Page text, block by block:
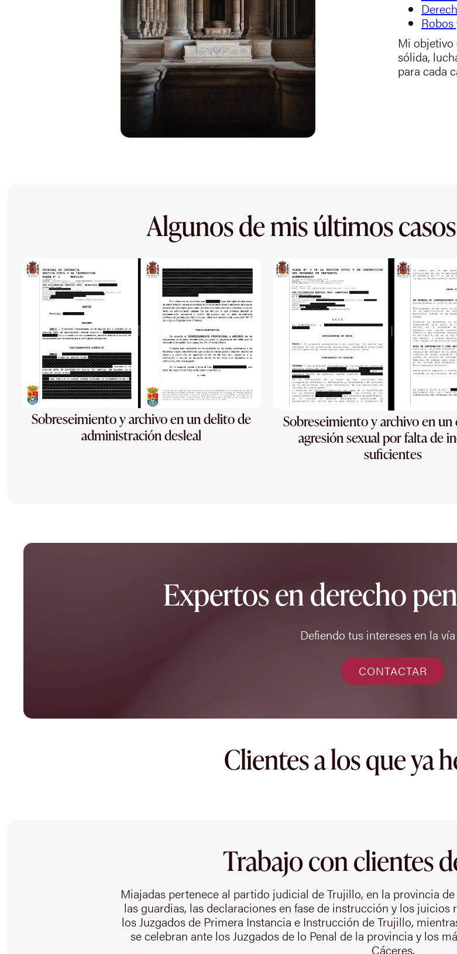
Mi objetivo
sólida,
para cada
Algunos de mis últimos
Sobreseimiento y archivo en un delito de
administración desleal
Sobreseimiento y archivo en
agresión sexual por falta de
suficientes
Expertos en derecho
Defiendo tus intereses en la
CONTACTAR
Clientes a los que ya
Trabajo con clientes
Miajadas pertenece al partido judicial de Trujillo, en la provincia
las guardias, las declaraciones en fase de instrucción y los
los Juzgados de Primera Instancia e Instrucción de Trujillo,
se celebran ante los Juzgados de lo Penal de la provincia y los
Cáceres.